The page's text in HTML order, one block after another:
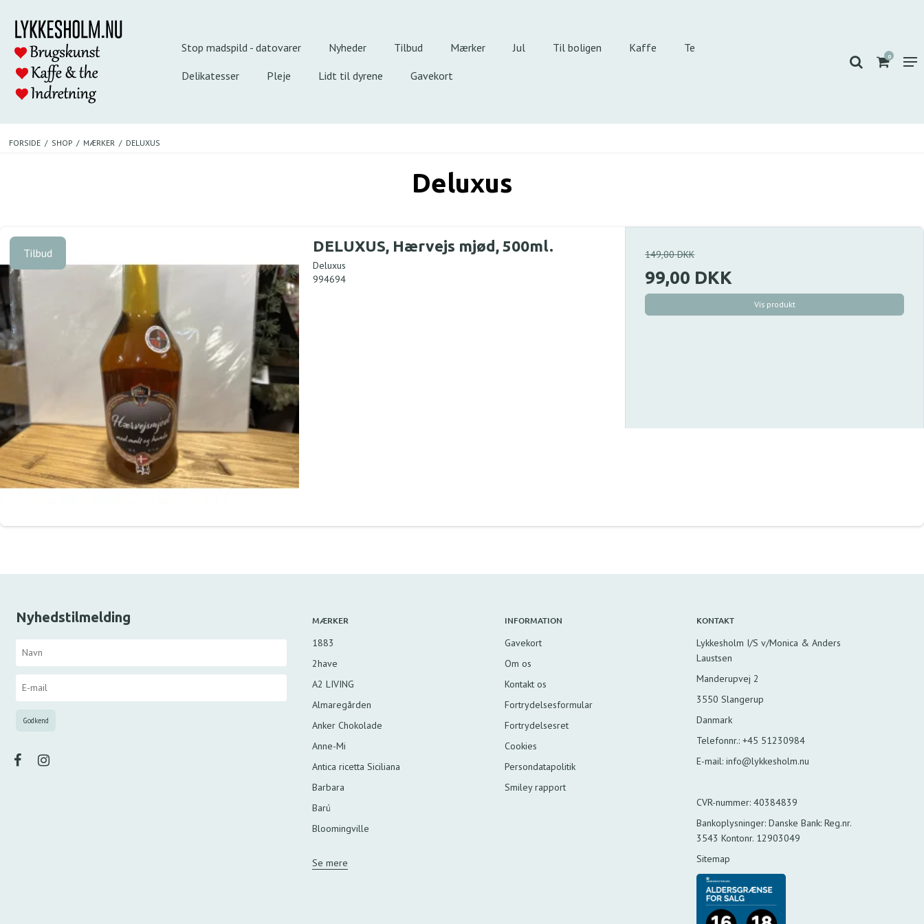
Stop madspild - datovarer Nyheder Tilbud Mærker Jul Til boligen Kaffe Te
Delikatesser Pleje Lidt til dyrene Gavekort
0
FORSIDE / SHOP / MÆRKER / DELUXUS
Deluxus
Tilbud DELUXUS, Hærvejs mjød, 500ml.
Deluxus
994694
149,00 DKK
99,00 DKK
Vis produkt
Nyhedstilmelding MÆRKER
1883
2have
A2 LIVING
Almaregården
Anker Chokolade
Anne-Mi
Antica ricetta Siciliana
Barbara
Barú
Bloomingville
Se mere
INFORMATION
Gavekort
Om os
Kontakt os
Fortrydelsesformular
Fortrydelsesret
Cookies
Persondatapolitik
Smiley rapport
KONTAKT
Lykkesholm I/S v/Monica & Anders
Laustsen
Manderupvej 2
3550 Slangerup
Danmark
Telefonnr.: +45 51230984
E-mail: info@lykkesholm.nu
CVR-nummer: 40384839
Bankoplysninger: Danske Bank: Reg.nr.
3543 Kontonr. 12903049
Sitemap